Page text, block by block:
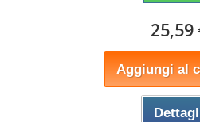
25,59
Aggiungi al